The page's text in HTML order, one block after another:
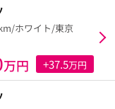
ホワイト/東京
万円 +37.5万円